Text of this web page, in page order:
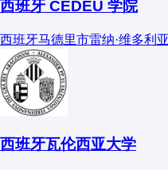
西班牙 CEDEU 学院
西班牙马德里市雷纳·维多利
西班牙瓦伦西亚大学